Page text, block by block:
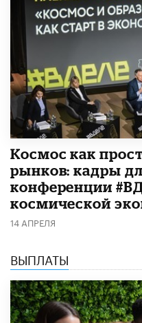
Космос как
рынков: кадры
конференции
космической
14 АПРЕЛЯ
ВЫПЛАТЫ